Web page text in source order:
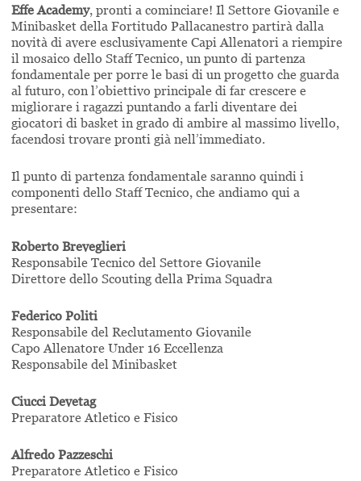
Effe Academy, pronti a cominciare! Il Settore Giovanile e
Minibasket della Fortitudo Pallacanestro partirà dalla
novità di avere esclusivamente Capi Allenatori a riempire
il mosaico dello Staff Tecnico, un punto di partenza
fondamentale per porre le basi di un progetto che guarda
al futuro, con l’obiettivo principale di far crescere e
migliorare i ragazzi puntando a farli diventare dei
giocatori di basket in grado di ambire al massimo livello,
facendosi trovare pronti già nell’immediato.
Il punto di partenza fondamentale saranno quindi i
componenti dello Staff Tecnico, che andiamo qui a
presentare:
Roberto Breveglieri
Responsabile Tecnico del Settore Giovanile
Direttore dello Scouting della Prima Squadra
Federico Politi
Responsabile del Reclutamento Giovanile
Capo Allenatore Under 16 Eccellenza
Responsabile del Minibasket
Ciucci Devetag
Preparatore Atletico e Fisico
Alfredo Pazzeschi
Preparatore Atletico e Fisico